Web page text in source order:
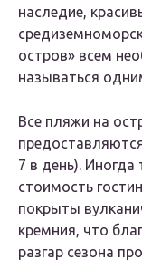
наследие,
остров» всем
называться
Все пляжи на
7 в день). Иногда
стоимость
покрыты
кремния, что
разгар сезона